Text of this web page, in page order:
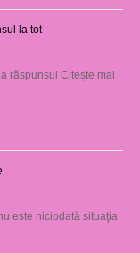
la tot
răspunsul Citește mai
este niciodată situaţia